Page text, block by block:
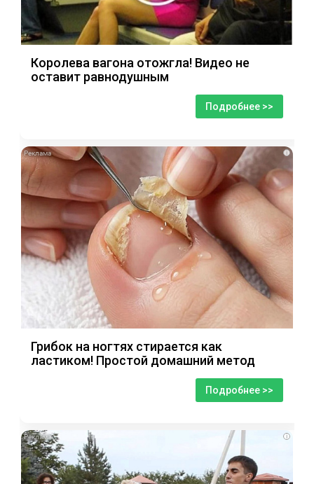
Королева вагона отожгла! Видео не
оставит равнодушным
Подробнее >>
i
Грибок на ногтях стирается как
ластиком! Простой домашний метод
Подробнее >>
i